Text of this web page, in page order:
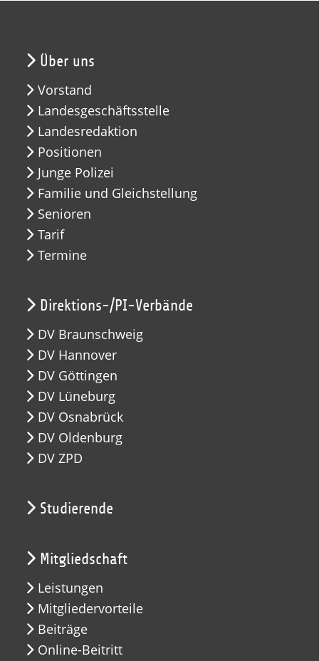
Über uns
Vorstand
Landesgeschäftsstelle
Landesredaktion
Positionen
Junge Polizei
Familie und Gleichstellung
Senioren
Tarif
Termine
Direktions-/PI-Verbände
DV Braunschweig
DV Hannover
DV Göttingen
DV Lüneburg
DV Osnabrück
DV Oldenburg
DV ZPD
Studierende
Mitgliedschaft
Leistungen
Mitgliedervorteile
Beiträge
Online-Beitritt